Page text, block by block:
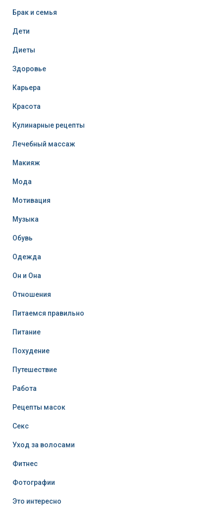
Брак и семья
Дети
Диеты
Здоровье
Карьера
Красота
Кулинарные рецепты
Лечебный массаж
Макияж
Мода
Мотивация
Музыка
Обувь
Одежда
Он и Она
Отношения
Питаемся правильно
Питание
Похудение
Путешествие
Работа
Рецепты масок
Секс
Уход за волосами
Фитнес
Фотографии
Это интересно